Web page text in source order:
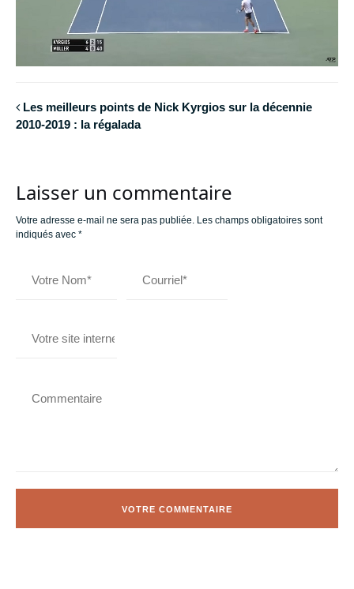
Les meilleurs points de Nick Kyrgios sur la décennie
2010-2019 : la régalada
Laisser un commentaire
Votre adresse e-mail ne sera pas publiée. Les champs obligatoires sont
indiqués avec *